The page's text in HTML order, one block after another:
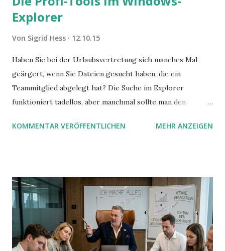
Explorer
Von Sigrid Hess 12.10.15
Haben Sie bei der Urlaubsvertretung sich manches Mal
geärgert, wenn Sie Dateien gesucht haben, die ein
Teammitglied abgelegt hat? Die Suche im Explorer
funktioniert tadellos, aber manchmal sollte man den
mit UND oder ODER oder NICHT... Das geht so einfach,
KOMMENTAR VERÖFFENTLICHEN MEHR ANZEIGEN